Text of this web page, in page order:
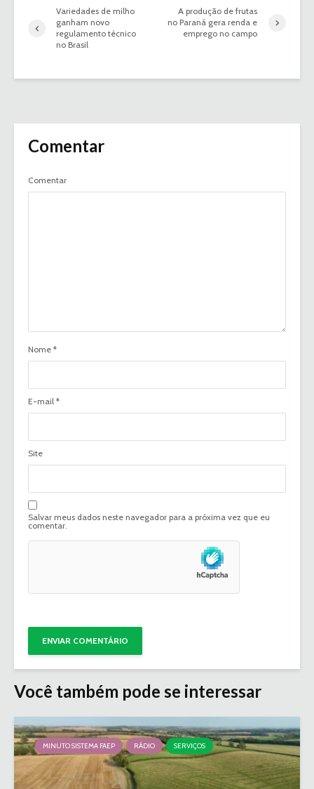
Variedades de milho
ganham novo
regulamento técnico
no Brasil
A produção de frutas
no Paraná gera renda e
emprego no campo
Comentar
Comentar
Nome *
E-mail *
Site
Salvar meus dados neste navegador para a próxima vez que eu
comentar.
Você também pode se interessar
MINUTO SISTEMA FAEP RÁDIO SERVIÇOS